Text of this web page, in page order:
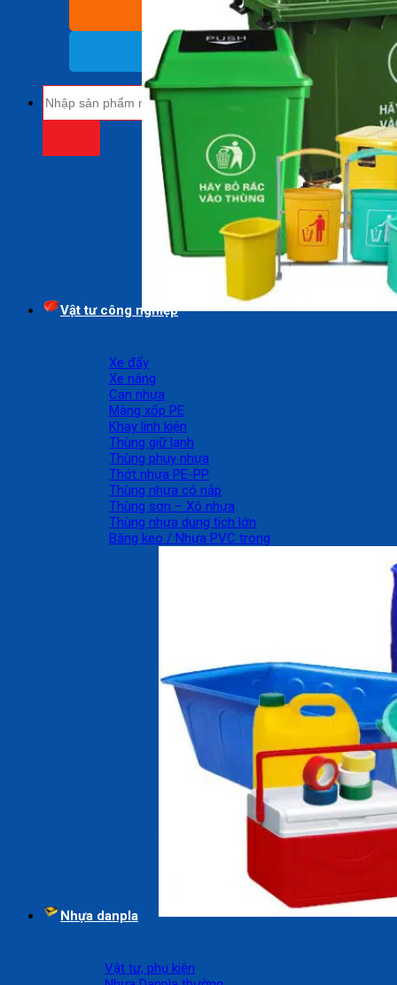
(Nhận báo giá sỉ)
18009485
(Miễn cước cuộc gọi)
kiếm:
Vật tư công nghiệp
Xe đẩy
Xe nâng
Can nhựa
Màng xốp PE
Khay linh kiện
Thùng giữ lạnh
Thùng phuy nhựa
Thớt nhựa PE-PP
Thùng nhựa có nắp
Thùng sơn – Xô nhựa
Thùng nhựa dung tích lớn
Băng keo / Nhựa PVC trong
Nhựa danpla
Vật tư, phụ kiện